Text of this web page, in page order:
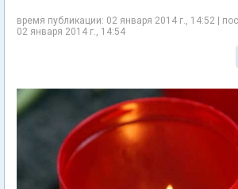
время публикации: 02 января 2014 г., 14:52 |
02 января 2014 г., 14:54